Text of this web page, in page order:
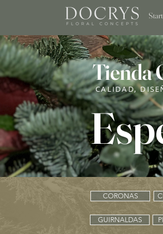
Start
CALIDAD,
Tienda
CORONAS
GUIRNALDAS